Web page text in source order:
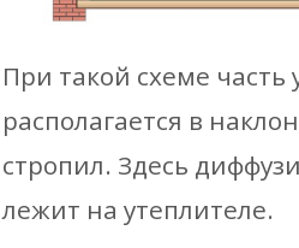
При такой схеме часть
располагается в
стропил. Здесь
лежит на утеплителе.